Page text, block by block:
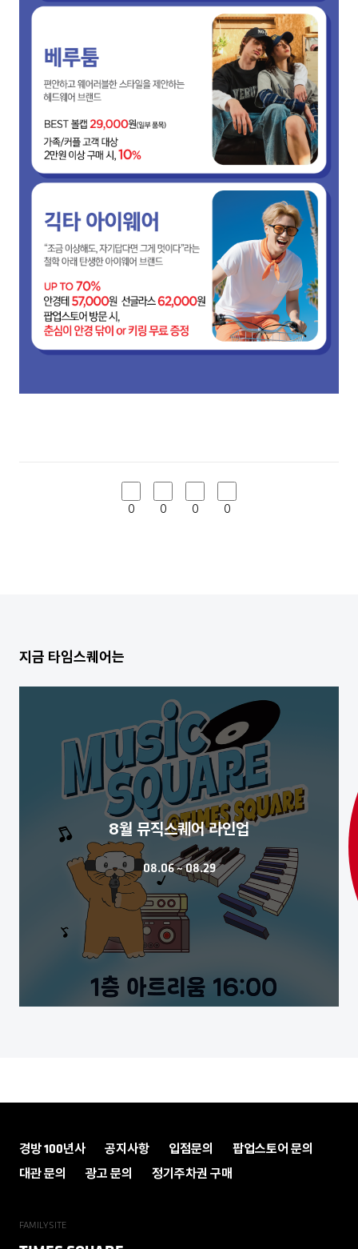
0 0 0 0
지금 타임스퀘어는
8월 뮤직스퀘어 라인업
08.06 ~ 08.29
경방 100년사 공지사항 입점문의
팝업스토어 문의
대관 문의
광고 문의 정기주차권 구매
FAMILYSITE